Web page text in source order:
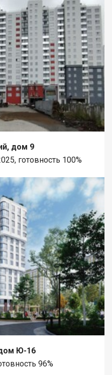
дом 9
готовность 100%
Ю-16
96%